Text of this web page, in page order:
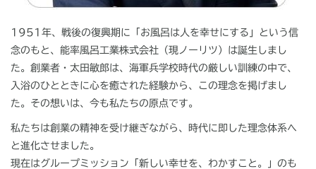
1951年、戦後の復興期に「お風呂は人を幸せにする」という信
念のもと、能率風呂工業株式会社（現ノーリツ）は誕生しまし
た。創業者・太田敏郎は、海軍兵学校時代の厳しい訓練の中で、
入浴のひとときに心を癒された経験から、この理念を掲げまし
た。その想いは、今も私たちの原点です。
私たちは創業の精神を受け継ぎながら、時代に即した理念体系へ
と進化させました。
現在はグループミッション「新しい幸せを、わかすこと。」のも